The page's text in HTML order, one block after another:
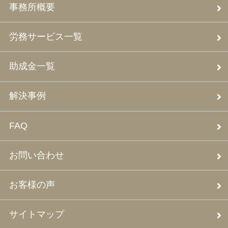
事務所概要
労務サービス一覧
助成金一覧
解決事例
FAQ
お問い合わせ
お客様の声
サイトマップ